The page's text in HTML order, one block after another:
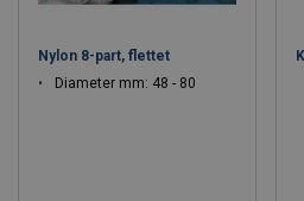
Nylon 8-part, flettet
Diameter mm: 48 - 80